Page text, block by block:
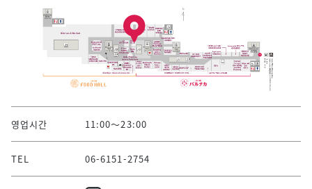
영업시간 11:00～23:00
TEL 06-6151-2754